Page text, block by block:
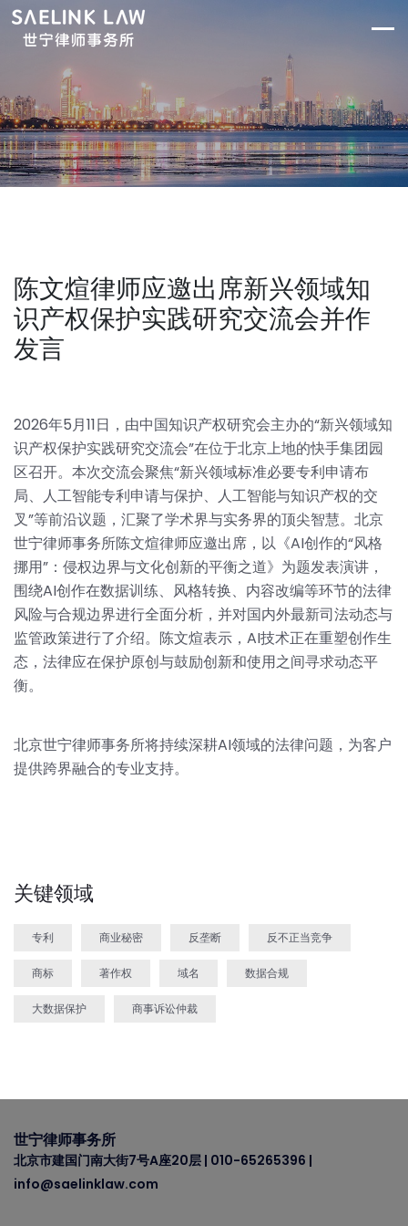
陈文煊律师应邀出席新兴领域知
识产权保护实践研究交流会并作
发言
2026年5月11日，由中国知识产权研究会主办的“新兴领域知
识产权保护实践研究交流会”在位于北京上地的快手集团园
区召开。本次交流会聚焦“新兴领域标准必要专利申请布
局、人工智能专利申请与保护、人工智能与知识产权的交
叉”等前沿议题，汇聚了学术界与实务界的顶尖智慧。北京
世宁律师事务所陈文煊律师应邀出席，以《AI创作的“风格
挪用”：侵权边界与文化创新的平衡之道》为题发表演讲，
围绕AI创作在数据训练、风格转换、内容改编等环节的法律
风险与合规边界进行全面分析，并对国内外最新司法动态与
监管政策进行了介绍。陈文煊表示，AI技术正在重塑创作生
态，法律应在保护原创与鼓励创新和使用之间寻求动态平
衡。
北京世宁律师事务所将持续深耕AI领域的法律问题，为客户
提供跨界融合的专业支持。
关键领域
专利 商业秘密 反垄断 反不正当竞争
商标 著作权 域名 数据合规
大数据保护 商事诉讼仲裁
世宁律师事务所
北京市建国门南大街7号A座20层 | 010-65265396 |
info@saelinklaw.com